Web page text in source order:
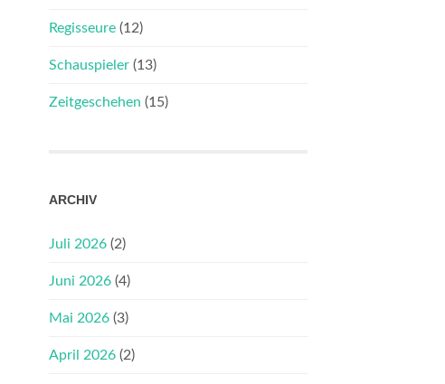
Regisseure (12)
Schauspieler (13)
Zeitgeschehen (15)
ARCHIV
Juli 2026 (2)
Juni 2026 (4)
Mai 2026 (3)
April 2026 (2)